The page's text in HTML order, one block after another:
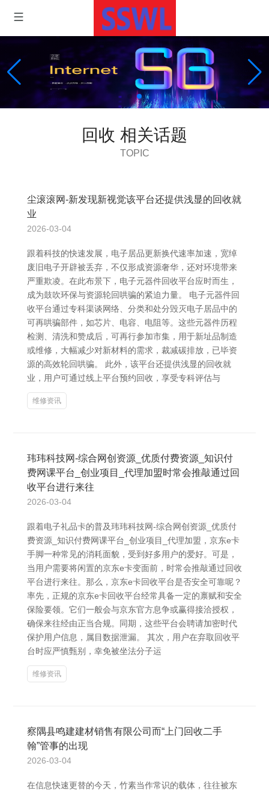
回收 相关话题
TOPIC
尘滚滚网-新发现新视觉该平台还提供浅显的回收就
业
2026-03-04
跟着科技的快速发展，电子居品更新换代速率加速，宽绰
废旧电子开辟被丢弃，不仅形成资源奢华，还对环境带来
严重欺凌。在此布景下，电子元器件回收平台应时而生，
成为鼓吹环保与资源轮回哄骗的紧迫力量。 电子元器件回
收平台通过专科渠谈网络、分类和处分毁灭电子居品中的
可再哄骗部件，如芯片、电容、电阻等。这些元器件历程
检测、清洗和赞成后，可再行参加市集，用于新址品制造
或维修，大幅减少对新材料的需求，裁减碳排放，已毕资
源的高效轮回哄骗。 此外，该平台还提供浅显的回收就
业，用户可通过线上平台预约回收，享受专科评估与
维修资讯
玮玮科技网-综合网创资源_优质付费资源_知识付
费网课平台_创业项目_代理加盟时常会推敲通过回
收平台进行来往
2026-03-04
跟着电子礼品卡的普及玮玮科技网-综合网创资源_优质付
费资源_知识付费网课平台_创业项目_代理加盟，京东e卡
手脚一种常见的消耗面貌，受到好多用户的爱好。可是，
当用户需要将闲置的京东e卡变面前，时常会推敲通过回收
平台进行来往。那么，京东e卡回收平台是否安全可靠呢？
率先，正规的京东e卡回收平台经常具备一定的禀赋和安全
保险要领。它们一般会与京东官方息争或赢得接洽授权，
确保来往经由正当合规。同期，这些平台会聘请加密时代
保护用户信息，属目数据泄漏。 其次，用户在弃取回收平
台时应严慎甄别，幸免被坐法分子运
维修资讯
察隅县鸣建建材销售有限公司而“上门回收二手
翰”管事的出现
2026-03-04
在信息快速更替的今天，竹素当作常识的载体，往往被东